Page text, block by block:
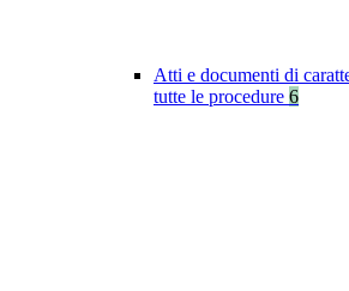
Atti e documenti di
tutte le procedure 6